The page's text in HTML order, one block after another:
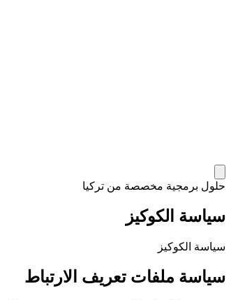
حلول برمجية مخصصة من تركيا
سياسة الكوكيز
سياسة الكوكيز
سياسة ملفات تعريف الارتباط